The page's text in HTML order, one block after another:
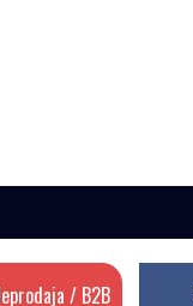
/ B2B